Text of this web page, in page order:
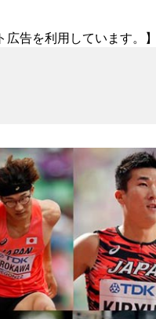
広告を利用しています。】